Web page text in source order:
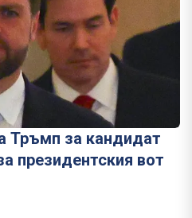
Тръмп за кандидат
президентския вот